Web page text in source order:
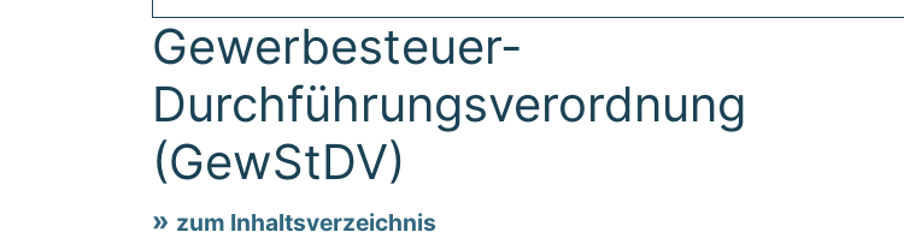
Gewerbesteuer-
Durchführungsverordnung
(GewStDV)
zum Inhaltsverzeichnis